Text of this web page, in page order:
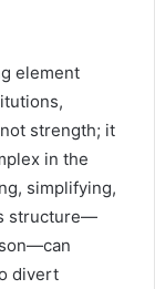
element
strength; it
in the
simplifying,
structure—
divert